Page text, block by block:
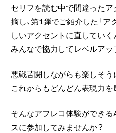
セリフを読む中で間違った
摘し、第1弾でご紹介した「ア
しいアクセントに直していく
みんなで協力してレベルア
悪戦苦闘しながらも楽しそ
これからもどんどん表現力を
そんなアフレコ体験ができ
スに参加してみませんか？